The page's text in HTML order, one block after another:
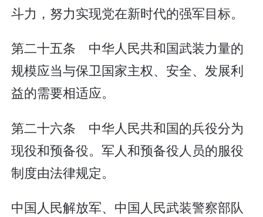
斗力，努力实现党在新时代的强军目标。
第二十五条 中华人民共和国武装力量的
规模应当与保卫国家主权、安全、发展利
益的需要相适应。
第二十六条 中华人民共和国的兵役分为
现役和预备役。军人和预备役人员的服役
制度由法律规定。
中国人民解放军、中国人民武装警察部队